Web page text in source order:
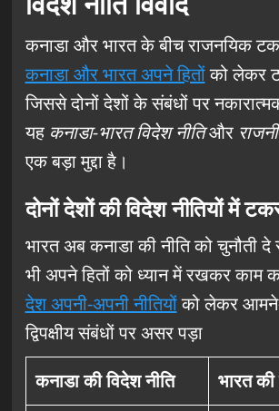
कनाडा और भारत के बीच राजनयिक
कनाडा और भारत अपने हितोंको लेकर
जिससे दोनों देशों के संबंधों पर
यह कनाडा-भारत विदेश नीतिऔर
एक बड़ा मुद्दा है।
दोनों देशों की विदेश नीतियों में
भारत अब कनाडा की नीति को चुनौती दे
भी अपने हितों को ध्यान में रखकर काम
देश अपनी-अपनी नीतियोंको लेकर
द्विपक्षीय संबंधों पर असर पड़ा
कनाडा की विदेश नीति
भारत की